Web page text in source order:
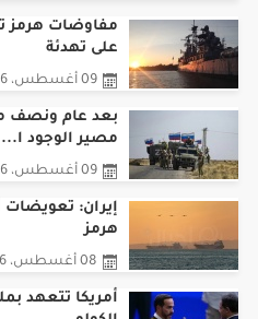
مفاوضات
على تهدئة
09 أغسطس، 2026 - 07:08pm
بعد عام ونصف
مصير الوجود ا...
09 أغسطس، 2026 - 04:08pm
إيران:
هرمز
08 أغسطس، 2026 - 03:08pm
أمريكا تتعهد